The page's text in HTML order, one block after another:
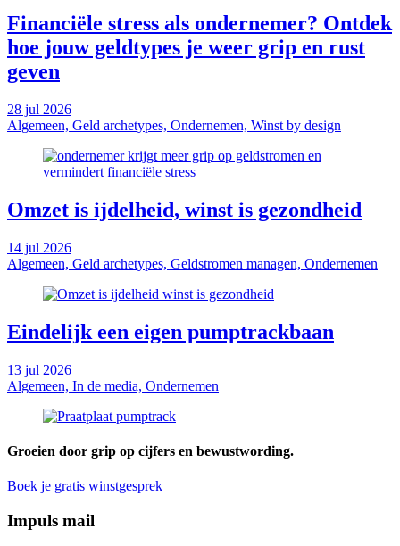
Financiële stress als ondernemer? Ontdek
hoe jouw geldtypes je weer grip en rust
geven
28 jul 2026
Algemeen, Geld archetypes, Ondernemen, Winst by design
Omzet is ijdelheid, winst is gezondheid
14 jul 2026
Algemeen, Geld archetypes, Geldstromen managen, Ondernemen
Eindelijk een eigen pumptrackbaan
13 jul 2026
Algemeen, In de media, Ondernemen
Groeien door grip op cijfers en bewustwording.
Boek je gratis winstgesprek
Impuls mail